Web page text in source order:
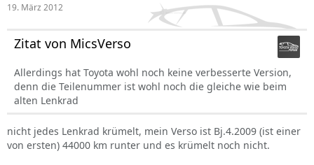
19. März 2012
Zitat von MicsVerso
Allerdings hat Toyota wohl noch keine verbesserte Version,
denn die Teilenummer ist wohl noch die gleiche wie beim
alten Lenkrad
nicht jedes Lenkrad krümelt, mein Verso ist Bj.4.2009 (ist einer
von ersten) 44000 km runter und es krümelt noch nicht.